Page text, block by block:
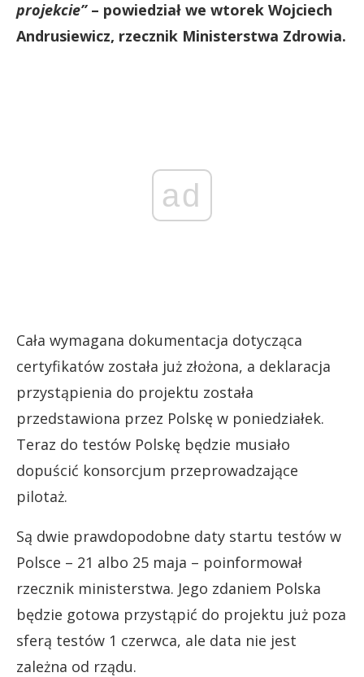
projekcie”– powiedział we wtorek Wojciech
Andrusiewicz, rzecznik Ministerstwa Zdrowia.
ad
Cała wymagana dokumentacja dotycząca
certyfikatów została już złożona, a deklaracja
przystąpienia do projektu została
przedstawiona przez Polskę w poniedziałek.
Teraz do testów Polskę będzie musiało
dopuścić konsorcjum przeprowadzające
pilotaż.
Są dwie prawdopodobne daty startu testów w
Polsce – 21 albo 25 maja – poinformował
rzecznik ministerstwa. Jego zdaniem Polska
będzie gotowa przystąpić do projektu już poza
sferą testów 1 czerwca, ale data nie jest
zależna od rządu.